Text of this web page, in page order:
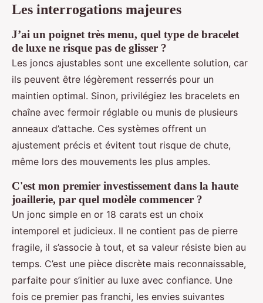
Les interrogations majeures
J’ai un poignet très menu, quel type de bracelet
de luxe ne risque pas de glisser ?
Les joncs ajustables sont une excellente solution, car
ils peuvent être légèrement resserrés pour un
maintien optimal. Sinon, privilégiez les bracelets en
chaîne avec fermoir réglable ou munis de plusieurs
anneaux d’attache. Ces systèmes offrent un
ajustement précis et évitent tout risque de chute,
même lors des mouvements les plus amples.
C'est mon premier investissement dans la haute
joaillerie, par quel modèle commencer ?
Un jonc simple en or 18 carats est un choix
intemporel et judicieux. Il ne contient pas de pierre
fragile, il s’associe à tout, et sa valeur résiste bien au
temps. C’est une pièce discrète mais reconnaissable,
parfaite pour s’initier au luxe avec confiance. Une
fois ce premier pas franchi, les envies suivantes